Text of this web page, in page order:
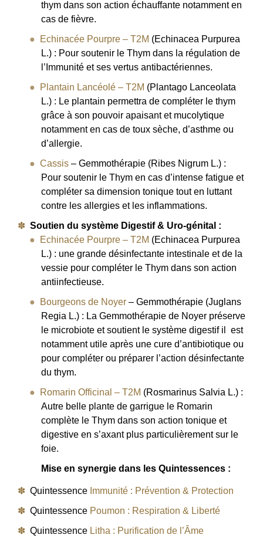
thym dans son action échauffante notamment en
cas de fièvre.
Echinacée Pourpre – T2M (Echinacea Purpurea
L.) : Pour soutenir le Thym dans la régulation de
l’Immunité et ses vertus antibactériennes.
Plantain Lancéolé – T2M (Plantago Lanceolata
L.) : Le plantain permettra de compléter le thym
grâce à son pouvoir apaisant et mucolytique
notamment en cas de toux sèche, d’asthme ou
d’allergie.
Cassis – Gemmothérapie (Ribes Nigrum L.) :
Pour soutenir le Thym en cas d’intense fatigue et
compléter sa dimension tonique tout en luttant
contre les allergies et les inflammations.
Soutien du système Digestif & Uro-génital :
Echinacée Pourpre – T2M (Echinacea Purpurea
L.) : une grande désinfectante intestinale et de la
vessie pour compléter le Thym dans son action
antiinfectieuse.
Bourgeons de Noyer – Gemmothérapie (Juglans
Regia L.) : La Gemmothérapie de Noyer préserve
le microbiote et soutient le système digestif il est
notamment utile après une cure d’antibiotique ou
pour compléter ou préparer l’action désinfectante
du thym.
Romarin Officinal – T2M (Rosmarinus Salvia L.) :
Autre belle plante de garrigue le Romarin
complète le Thym dans son action tonique et
digestive en s’axant plus particulièrement sur le
foie.
Mise en synergie dans les Quintessences :
Quintessence Immunité : Prévention & Protection
Quintessence Poumon : Respiration & Liberté
Quintessence Litha : Purification de l’Âme